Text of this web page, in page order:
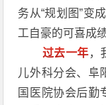
务从“规划图”变
工自豪的可喜成绩
过去一年，
儿外科分会、阜
国医院协会后勤